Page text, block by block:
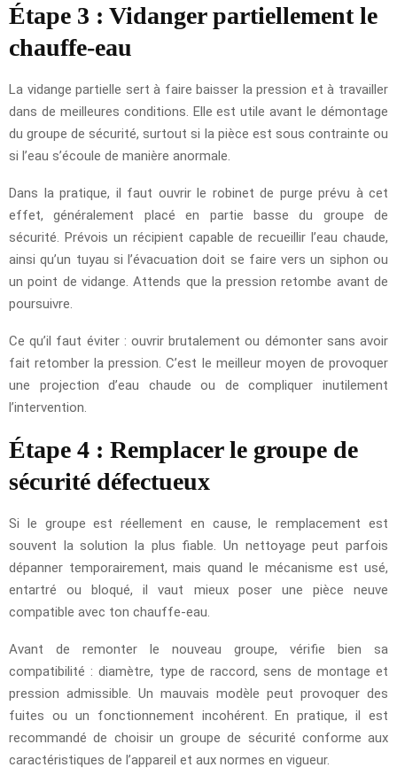
Étape 3 : Vidanger partiellement le
chauffe-eau
La vidange partielle sert à faire baisser la pression et à travailler
dans de meilleures conditions. Elle est utile avant le démontage
du groupe de sécurité, surtout si la pièce est sous contrainte ou
si l’eau s’écoule de manière anormale.
Dans la pratique, il faut ouvrir le robinet de purge prévu à cet
effet, généralement placé en partie basse du groupe de
sécurité. Prévois un récipient capable de recueillir l’eau chaude,
ainsi qu’un tuyau si l’évacuation doit se faire vers un siphon ou
un point de vidange. Attends que la pression retombe avant de
poursuivre.
Ce qu’il faut éviter : ouvrir brutalement ou démonter sans avoir
fait retomber la pression. C’est le meilleur moyen de provoquer
une projection d’eau chaude ou de compliquer inutilement
l’intervention.
Étape 4 : Remplacer le groupe de
sécurité défectueux
Si le groupe est réellement en cause, le remplacement est
souvent la solution la plus fiable. Un nettoyage peut parfois
dépanner temporairement, mais quand le mécanisme est usé,
entartré ou bloqué, il vaut mieux poser une pièce neuve
compatible avec ton chauffe-eau.
Avant de remonter le nouveau groupe, vérifie bien sa
compatibilité : diamètre, type de raccord, sens de montage et
pression admissible. Un mauvais modèle peut provoquer des
fuites ou un fonctionnement incohérent. En pratique, il est
recommandé de choisir un groupe de sécurité conforme aux
caractéristiques de l’appareil et aux normes en vigueur.